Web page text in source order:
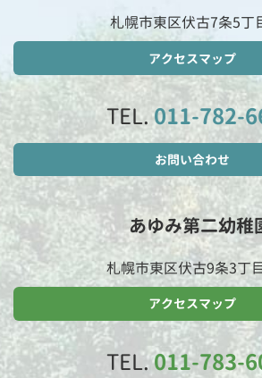
札幌市東区伏古7条5丁
アクセスマップ
TEL.011-782-
お問い合わせ
あゆみ第二幼稚
札幌市東区伏古9条3丁
アクセスマップ
TEL.011-783-